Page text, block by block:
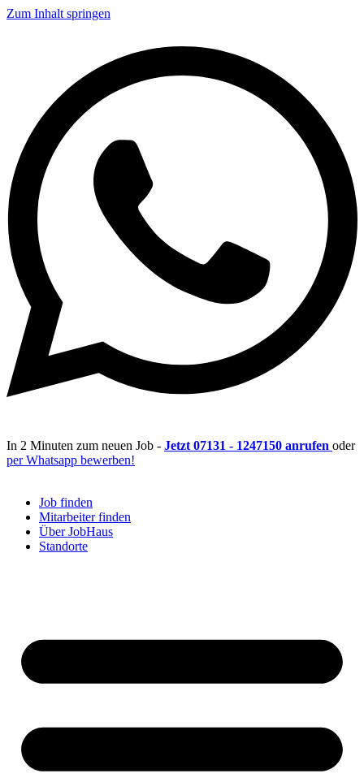
Zum Inhalt springen
In 2 Minuten zum neuen Job - Jetzt 07131 - 1247150 anrufen oder
per Whatsapp bewerben!
Job finden
Mitarbeiter finden
Über JobHaus
Standorte